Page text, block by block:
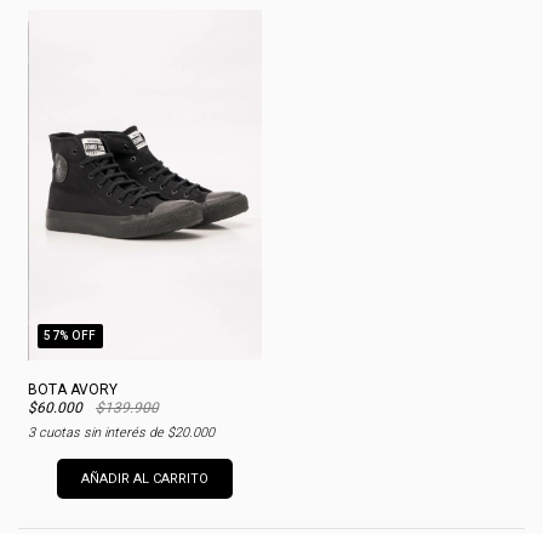
57% OFF
BOTA AVORY
$60.000
$139.900
3cuotas sin interés de $20.000
AÑADIR AL CARRITO